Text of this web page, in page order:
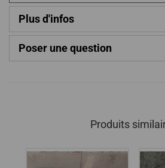
Plus d'infos
Poser une question
Produits